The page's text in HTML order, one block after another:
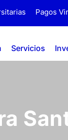
Pagos
Servicios